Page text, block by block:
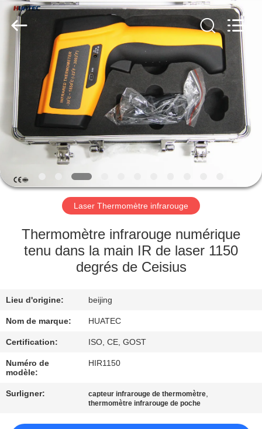
MAISON
PRODUITS
AU
SUJET
DE
NOUS
VISITE
D'USINE
DE
QUALITÉ
CONTACTEZ-
NOUS
2026
HUATEC
GROUP
CORPORATION.
Rights
Reserved.
Laser Thermomètre infrarouge
Thermomètre infrarouge numérique
tenu dans la main IR de laser 1150
degrés de Ceisius
Lieu d'origine: beijing
Nom de marque: HUATEC
Certification: ISO, CE, GOST
Numéro de
modèle:
HIR1150
Surligner: capteur infrarouge de thermomètre,
thermomètre infrarouge de poche